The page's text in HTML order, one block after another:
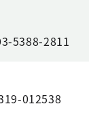
5388-2811
012538